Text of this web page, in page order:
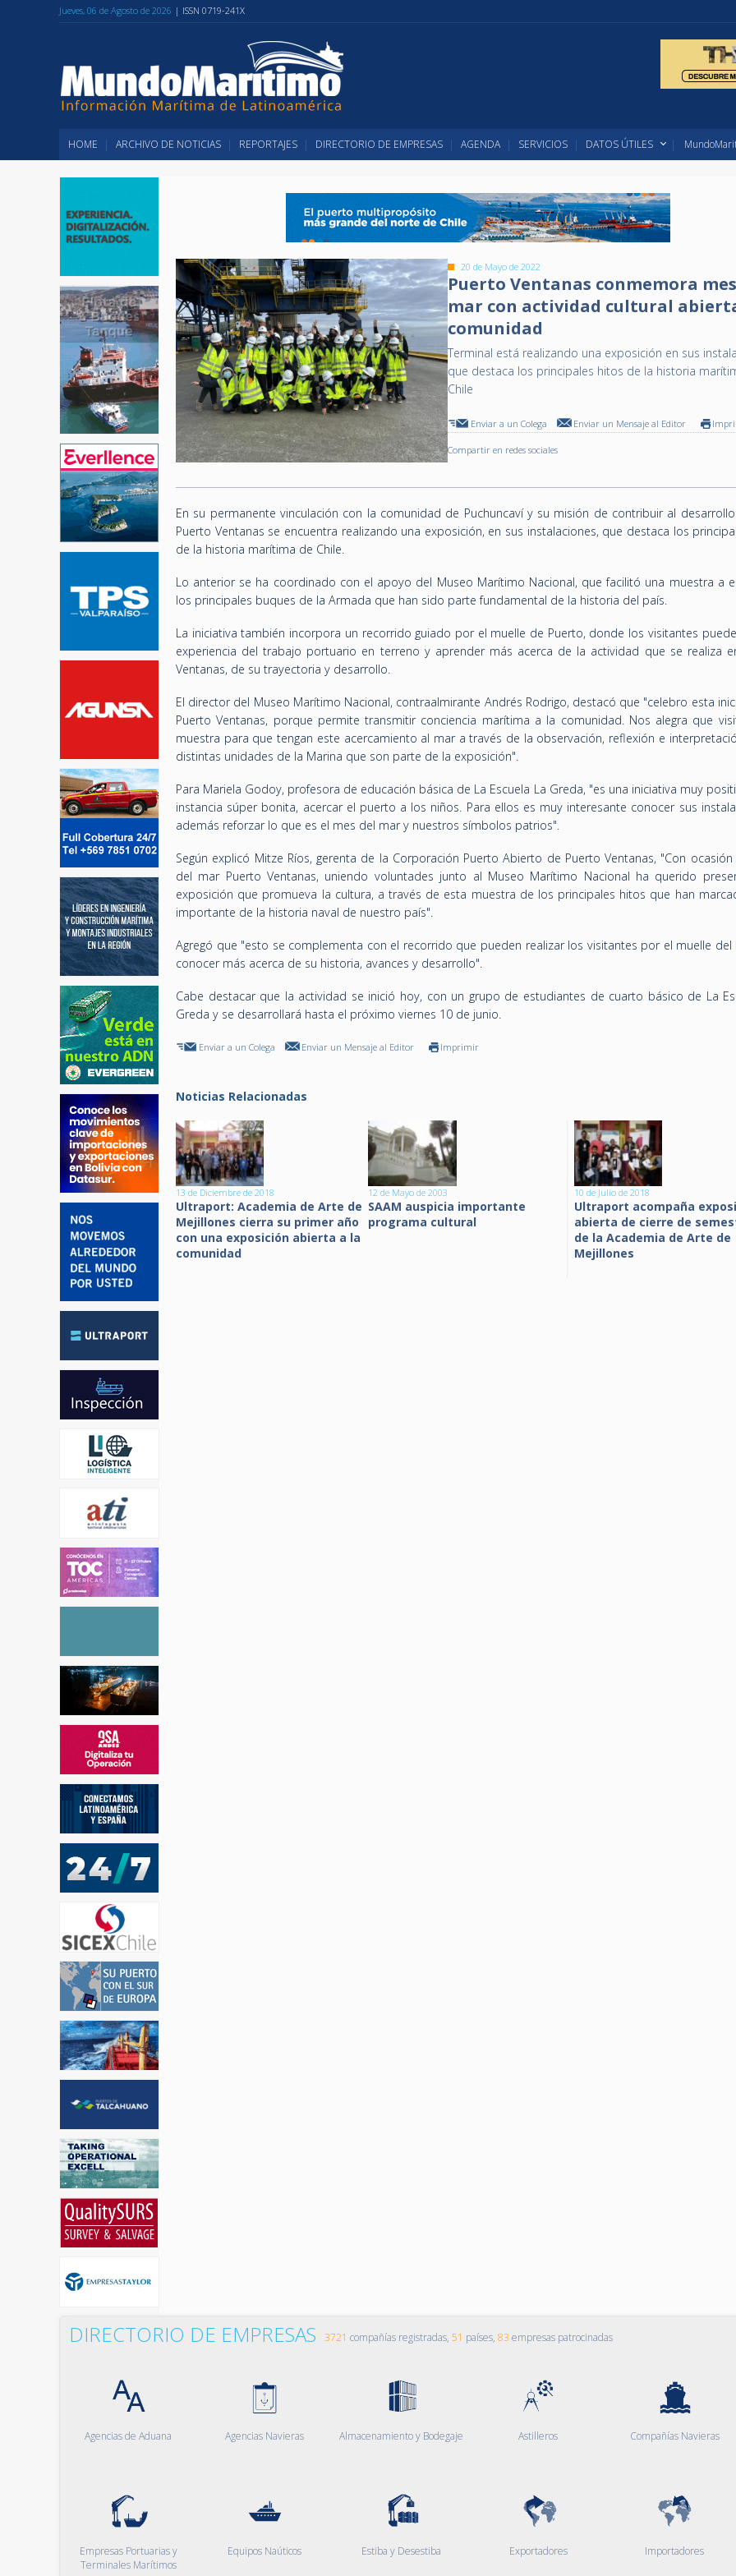
Jueves, 06 de Agosto de 2026 | ISSN 0719-241X
HOME ARCHIVO DE NOTICIAS REPORTAJES DIRECTORIO DE EMPRESAS AGENDA SERVICIOS DATOS ÚTILES
20 de Mayo de 2022
Puerto Ventanas conmemora
mar con actividad cultural
comunidad
Terminal está realizando una exposición en sus
que destaca los principales hitos de la historia
Chile
Enviar a un Colega Enviar un Mensaje al Editor
Compartir en redes sociales
En su permanente vinculación con la comunidad de Puchuncaví y su misión de contribuir al
Puerto Ventanas se encuentra realizando una exposición, en sus instalaciones, que destaca los
de la historia marítima de Chile.
Lo anterior se ha coordinado con el apoyo del Museo Marítimo Nacional, que facilitó una muestra a
los principales buques de la Armada que han sido parte fundamental de la historia del país.
La iniciativa también incorpora un recorrido guiado por el muelle de Puerto, donde los visitantes
experiencia del trabajo portuario en terreno y aprender más acerca de la actividad que se realiza
Ventanas, de su trayectoria y desarrollo.
El director del Museo Marítimo Nacional, contraalmirante Andrés Rodrigo, destacó que "celebro esta
Puerto Ventanas, porque permite transmitir conciencia marítima a la comunidad. Nos alegra que
muestra para que tengan este acercamiento al mar a través de la observación, reflexión e
distintas unidades de la Marina que son parte de la exposición".
Para Mariela Godoy, profesora de educación básica de La Escuela La Greda, "es una iniciativa muy
instancia súper bonita, acercar el puerto a los niños. Para ellos es muy interesante conocer sus
además reforzar lo que es el mes del mar y nuestros símbolos patrios".
Según explicó Mitze Ríos, gerenta de la Corporación Puerto Abierto de Puerto Ventanas, "Con
del mar Puerto Ventanas, uniendo voluntades junto al Museo Marítimo Nacional ha querido
exposición que promueva la cultura, a través de esta muestra de los principales hitos que han
importante de la historia naval de nuestro país".
Agregó que "esto se complementa con el recorrido que pueden realizar los visitantes por el muelle del
conocer más acerca de su historia, avances y desarrollo".
Cabe destacar que la actividad se inició hoy, con un grupo de estudiantes de cuarto básico de La
Greda y se desarrollará hasta el próximo viernes 10 de junio.
Enviar a un Colega Enviar un Mensaje al Editor Imprimir
Noticias Relacionadas
13 de Diciembre de 2018
Ultraport: Academia de Arte de
Mejillones cierra su primer año
con una exposición abierta a la
comunidad
12 de Mayo de 2003
SAAM auspicia importante
programa cultural
10 de Julio de 2018
Ultraport acompaña
abierta de cierre de
de la Academia de Arte de
Mejillones
DIRECTORIO DE EMPRESAS 3721 compañías registradas, 51 países, 83 empresas patrocinadas
Agencias de Aduana Agencias Navieras Almacenamiento y Bodegaje Astilleros Compañías Navieras
Empresas Portuarias y
Terminales Marítimos
Equipos Naúticos Estiba y Desestiba Exportadores Importadores